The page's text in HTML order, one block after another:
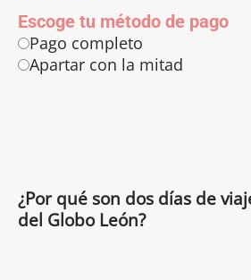
Escoge tu método de pago
Pago completo
Apartar con la mitad
2026:
Dos
¿Por qué son dos días de
del Globo León?